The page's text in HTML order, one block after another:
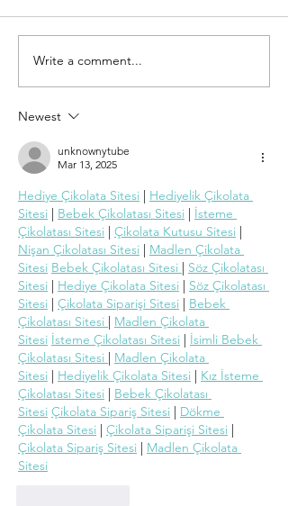
UN-HABITAT:
WUF13 - Call
for housing
Write a comment...
Newest
unknownytube
Mar 13, 2025
Hediye Çikolata Sitesi | Hediyelik Çikolata
Sitesi | Bebek Çikolatası Sitesi | İsteme
Çikolatası Sitesi | Çikolata Kutusu Sitesi |
Nişan Çikolatası Sitesi | Madlen Çikolata
Sitesi Bebek Çikolatası Sitesi | Söz Çikolatası
Sitesi | Hediye Çikolata Sitesi | Söz Çikolatası
Sitesi | Çikolata Siparişi Sitesi | Bebek
Çikolatası Sitesi | Madlen Çikolata
Sitesi İsteme Çikolatası Sitesi | İsimli Bebek
Çikolatası Sitesi | Madlen Çikolata
Sitesi | Hediyelik Çikolata Sitesi | Kız İsteme
Çikolatası Sitesi | Bebek Çikolatası
Sitesi Çikolata Sipariş Sitesi | Dökme
Çikolata Sitesi | Çikolata Siparişi Sitesi |
Çikolata Sipariş Sitesi | Madlen Çikolata
Sitesi